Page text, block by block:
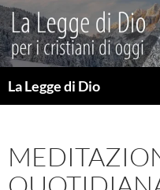
Vai
al
contenuto
La Legge di Dio